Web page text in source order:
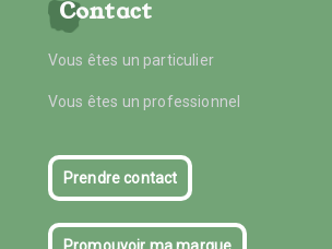
Contact
Vous êtes un particulier
Vous êtes un professionnel
Prendre contact